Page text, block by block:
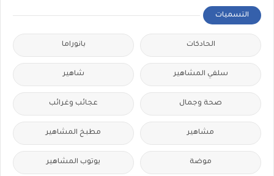
التسميات
الحادكات بانوراما
سلفي المشاهير شاهير
صحة وجمال عجائب وغرائب
مشاهير مطبخ المشاهير
موضة يوتوب المشاهير